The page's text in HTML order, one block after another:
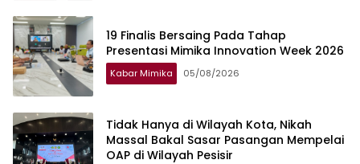
19 Finalis Bersaing Pada Tahap
Presentasi Mimika Innovation Week 2026
Kabar Mimika 05/08/2026
Tidak Hanya di Wilayah Kota, Nikah
Massal Bakal Sasar Pasangan Mempelai
OAP di Wilayah Pesisir